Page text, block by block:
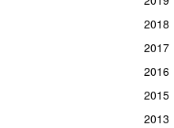
2018
2017
2016
2015
2013